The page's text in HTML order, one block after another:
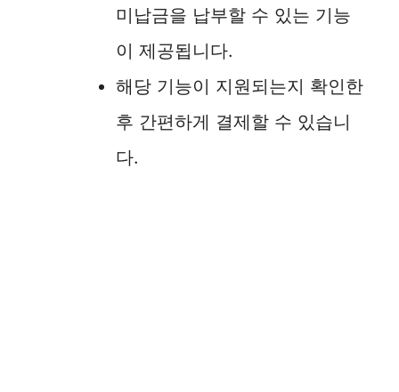
미납금을 납부할 수 있는 기능
이 제공됩니다.
해당 기능이 지원되는지 확인한
후 간편하게 결제할 수 있습니
다.